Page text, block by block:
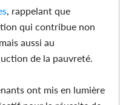
, rappelant que
qui contribue non
aussi au
de la pauvreté.
ont mis en lumière